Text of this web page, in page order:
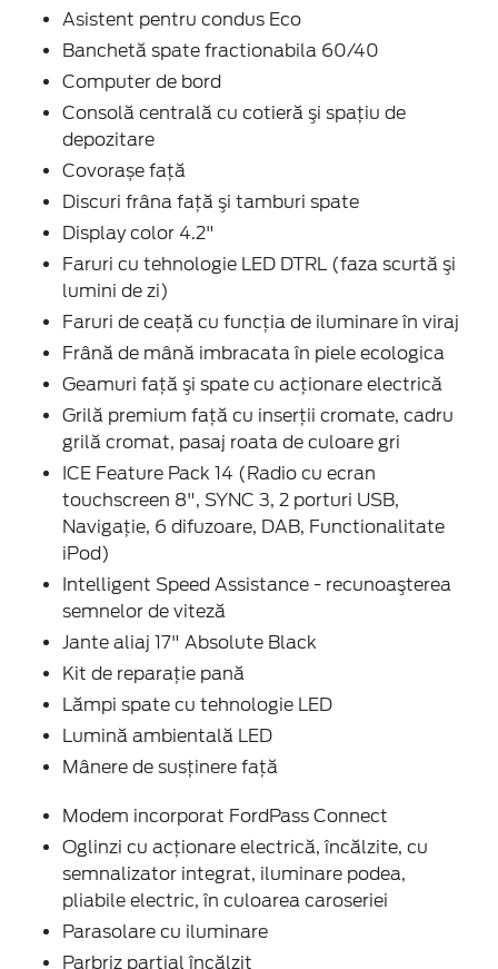
Asistent pentru condus Eco
Banchetă spate fractionabila 60/40
Computer de bord
Consolă centrală cu cotieră şi spaţiu de
depozitare
Covorașe față
Discuri frâna faţă şi tamburi spate
Display color 4.2"
Faruri cu tehnologie LED DTRL (faza scurtă şi
lumini de zi)
Faruri de ceaţă cu funcţia de iluminare în viraj
Frână de mână imbracata în piele ecologica
Geamuri faţă şi spate cu acţionare electrică
Grilă premium faţă cu inserţii cromate, cadru
grilă cromat, pasaj roata de culoare gri
ICE Feature Pack 14 (Radio cu ecran
touchscreen 8", SYNC 3, 2 porturi USB,
Navigaţie, 6 difuzoare, DAB, Functionalitate
iPod)
Intelligent Speed Assistance - recunoaşterea
semnelor de viteză
Jante aliaj 17" Absolute Black
Kit de reparaţie pană
Lămpi spate cu tehnologie LED
Lumină ambientală LED
Mânere de susţinere faţă
Modem incorporat FordPass Connect
Oglinzi cu acţionare electrică, încălzite, cu
semnalizator integrat, iluminare podea,
pliabile electric, în culoarea caroseriei
Parasolare cu iluminare
Parbriz parţial încălzit